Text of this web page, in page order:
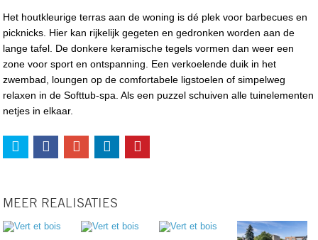
Het houtkleurige terras aan de woning is dé plek voor barbecues en
picknicks. Hier kan rijkelijk gegeten en gedronken worden aan de
lange tafel. De donkere keramische tegels vormen dan weer een
zone voor sport en ontspanning. Een verkoelende duik in het
zwembad, loungen op de comfortabele ligstoelen of simpelweg
relaxen in de Softtub-spa. Als een puzzel schuiven alle tuinelementen
netjes in elkaar.
MEER REALISATIES